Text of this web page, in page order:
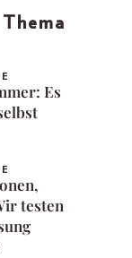
Es
testen